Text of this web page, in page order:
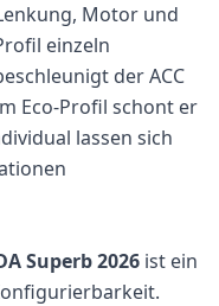
Motor und
einzeln
der ACC
Eco-Profil schont er
lassen sich
Superb 2026 ist ein